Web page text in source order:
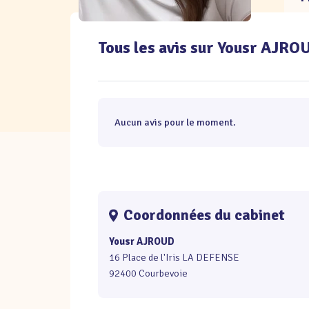
Tous les avis sur Yousr
Aucun avis pour le moment.
Coordonnées du cabinet
Yousr AJROUD
16 Place de l'Iris LA DEFENSE
92400 Courbevoie